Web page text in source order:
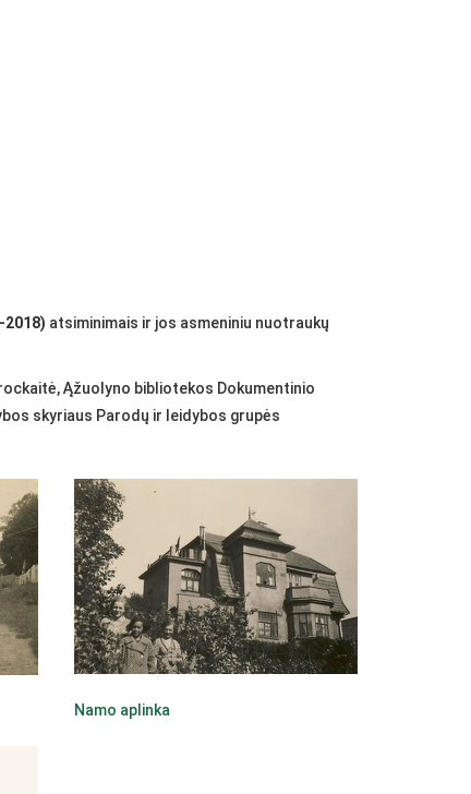
atsiminimais ir jos asmeniniu nuotraukų
Ąžuolyno bibliotekos Dokumentinio
skyriaus Parodų ir leidybos grupės
Namo aplinka